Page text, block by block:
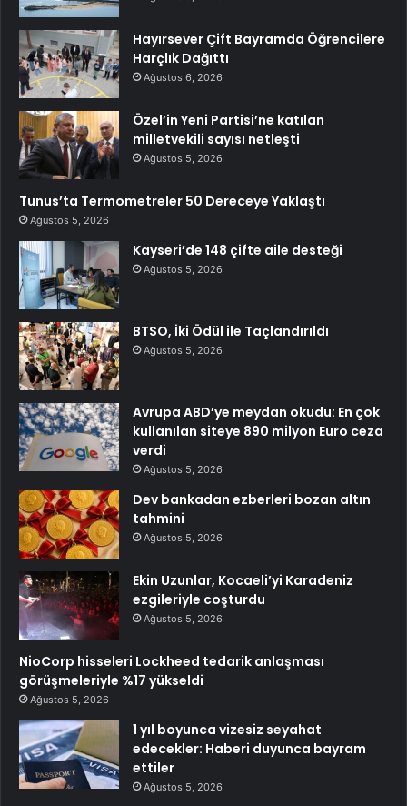
Hayırsever Çift Bayramda Öğrencilere
Harçlık Dağıttı
Ağustos 6, 2026
Özel’in Yeni Partisi’ne katılan
milletvekili sayısı netleşti
Ağustos 5, 2026
Tunus’ta Termometreler 50 Dereceye Yaklaştı
Ağustos 5, 2026
Kayseri’de 148 çifte aile desteği
Ağustos 5, 2026
BTSO, İki Ödül ile Taçlandırıldı
Ağustos 5, 2026
Avrupa ABD’ye meydan okudu: En çok
kullanılan siteye 890 milyon Euro ceza
verdi
Ağustos 5, 2026
Dev bankadan ezberleri bozan altın
tahmini
Ağustos 5, 2026
Ekin Uzunlar, Kocaeli’yi Karadeniz
ezgileriyle coşturdu
Ağustos 5, 2026
NioCorp hisseleri Lockheed tedarik anlaşması
görüşmeleriyle %17 yükseldi
Ağustos 5, 2026
1 yıl boyunca vizesiz seyahat
edecekler: Haberi duyunca bayram
ettiler
Ağustos 5, 2026